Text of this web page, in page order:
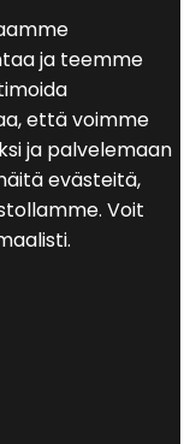
ja teemme
että voimme
ja palvelemaan
evästeitä,
Voit